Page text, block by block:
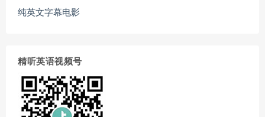
纯英文字幕电影
精听英语视频号